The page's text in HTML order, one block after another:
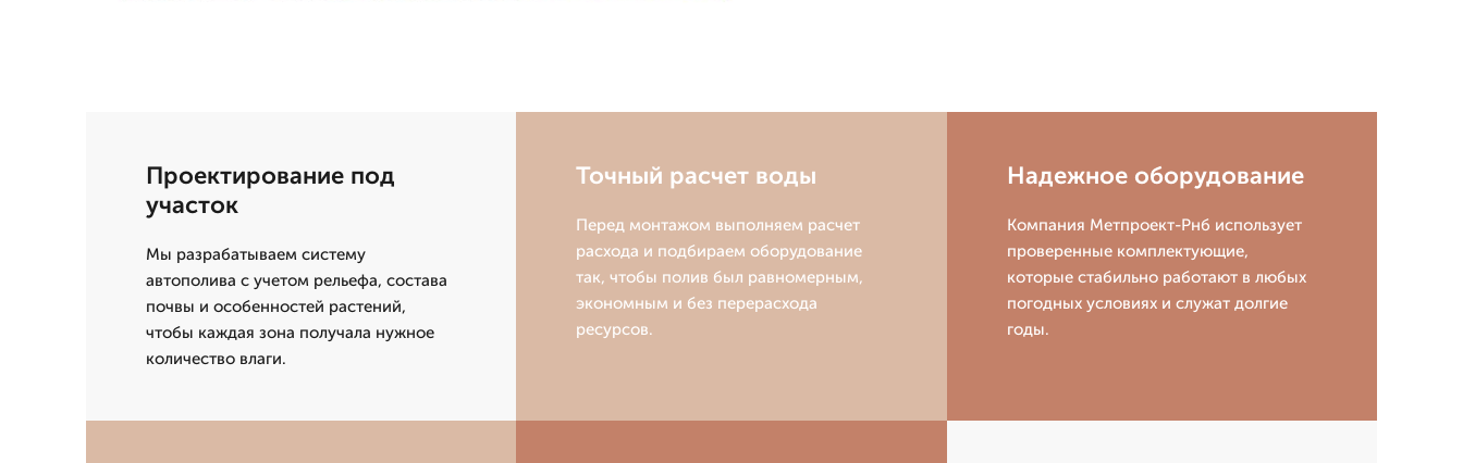
Проектирование под
участок
Мы разрабатываем систему
автополива с учетом рельефа, состава
почвы и особенностей растений,
чтобы каждая зона получала нужное
количество влаги.
Точный расчет воды
Перед монтажом выполняем расчет
расхода и подбираем оборудование
так, чтобы полив был равномерным,
экономным и без перерасхода
ресурсов.
Надежное оборудование
Компания Метпроект-Рнб использует
проверенные комплектующие,
которые стабильно работают в любых
погодных условиях и служат долгие
годы.